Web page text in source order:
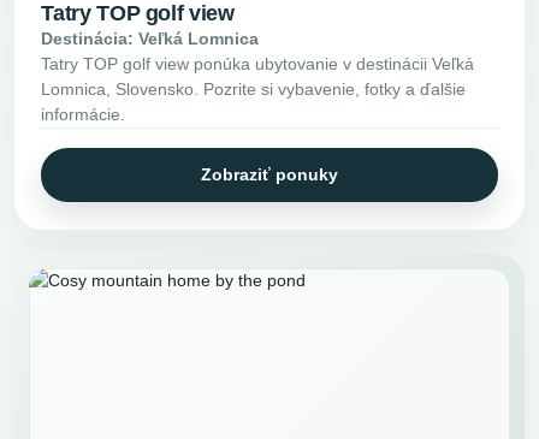
Tatry TOP golf view
Destinácia: Veľká Lomnica
Tatry TOP golf view ponúka ubytovanie v destinácii Veľká
Lomnica, Slovensko. Pozrite si vybavenie, fotky a ďalšie
informácie.
Zobraziť ponuky